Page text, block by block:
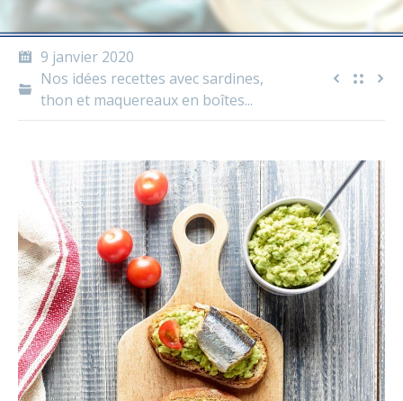
9 janvier 2020
Nos idées recettes avec sardines,
thon et maquereaux en boîtes...